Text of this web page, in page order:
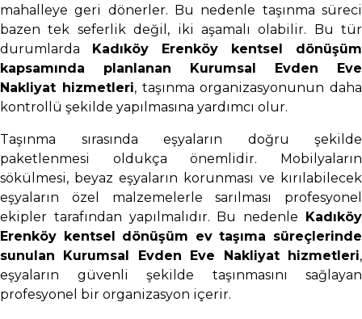
mahalleye geri dönerler. Bu nedenle taşınma süreci
bazen tek seferlik değil, iki aşamalı olabilir. Bu tür
durumlarda
Kadıköy Erenköy kentsel dönüşüm
kapsamında planlanan Kurumsal Evden Eve
Nakliyat hizmetleri, taşınma organizasyonunun daha
kontrollü şekilde yapılmasına yardımcı olur.
Taşınma sırasında eşyaların doğru şekilde
paketlenmesi oldukça önemlidir. Mobilyaların
sökülmesi, beyaz eşyaların korunması ve kırılabilecek
eşyaların özel malzemelerle sarılması profesyonel
ekipler tarafından yapılmalıdır. Bu nedenle
Kadıköy
Erenköy kentsel dönüşüm ev taşıma süreçlerinde
sunulan Kurumsal Evden Eve Nakliyat hizmetleri,
eşyaların güvenli şekilde taşınmasını sağlayan
profesyonel bir organizasyon içerir.